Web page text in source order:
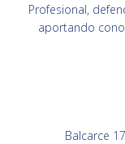
Profesional,
aportando
Balcarce